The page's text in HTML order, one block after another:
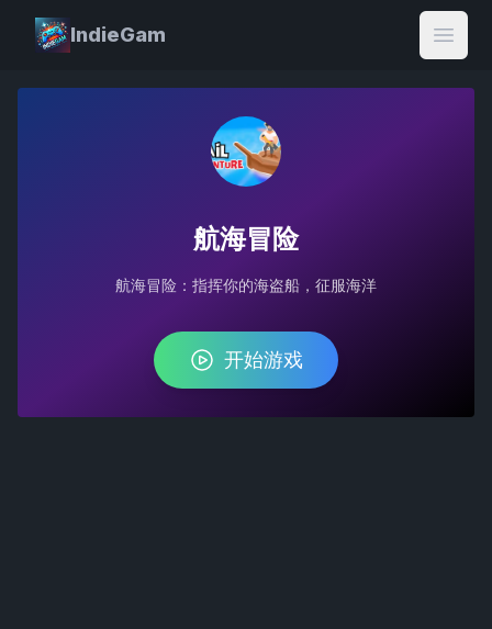
IndieGam
Open
航海冒险
航海冒险：指挥你的海盗船，征服海洋
开始游戏